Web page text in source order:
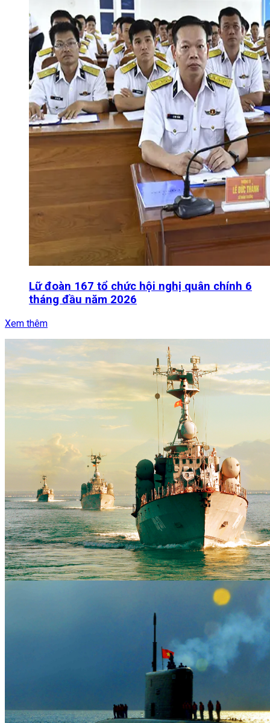
Lữ đoàn 167 tổ chức hội nghị quân chính 6
tháng đầu năm 2026
Xem thêm